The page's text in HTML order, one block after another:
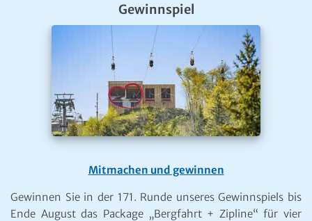
Gewinnspiel
Mitmachen und gewinnen
Gewinnen Sie in der 171. Runde unseres Gewinnspiels bis
Ende August das Package „Bergfahrt + Zipline“ für vier